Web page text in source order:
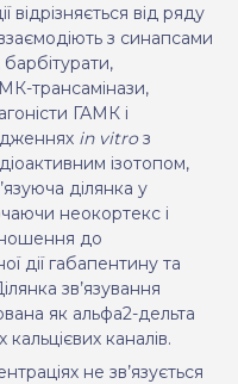
відрізняється від ряду
з синапсами
трансамінази,
ГАМК і
in vitroз
ізотопом,
ділянка у
неокортекс і
до
дії габапентину та
зв’язування
як альфа2-дельта
каналів.
не зв’язується